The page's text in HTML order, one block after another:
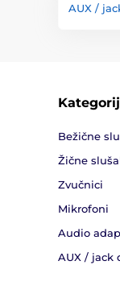
AUX /
Bežične
Žične
Zvučnici
Mikrofoni
Audio
AUX / jack